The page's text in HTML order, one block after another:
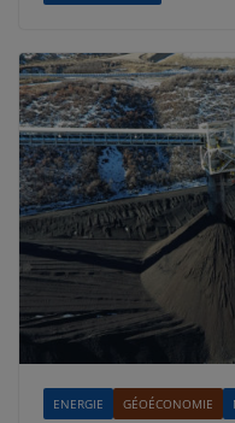
ENERGIE GÉOÉCONOMIE